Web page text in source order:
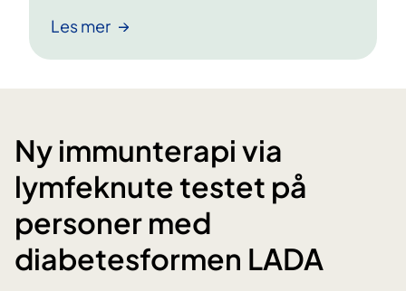
Les mer
Ny immunterapi via
lymfeknute testet på
personer med
diabetesformen LADA